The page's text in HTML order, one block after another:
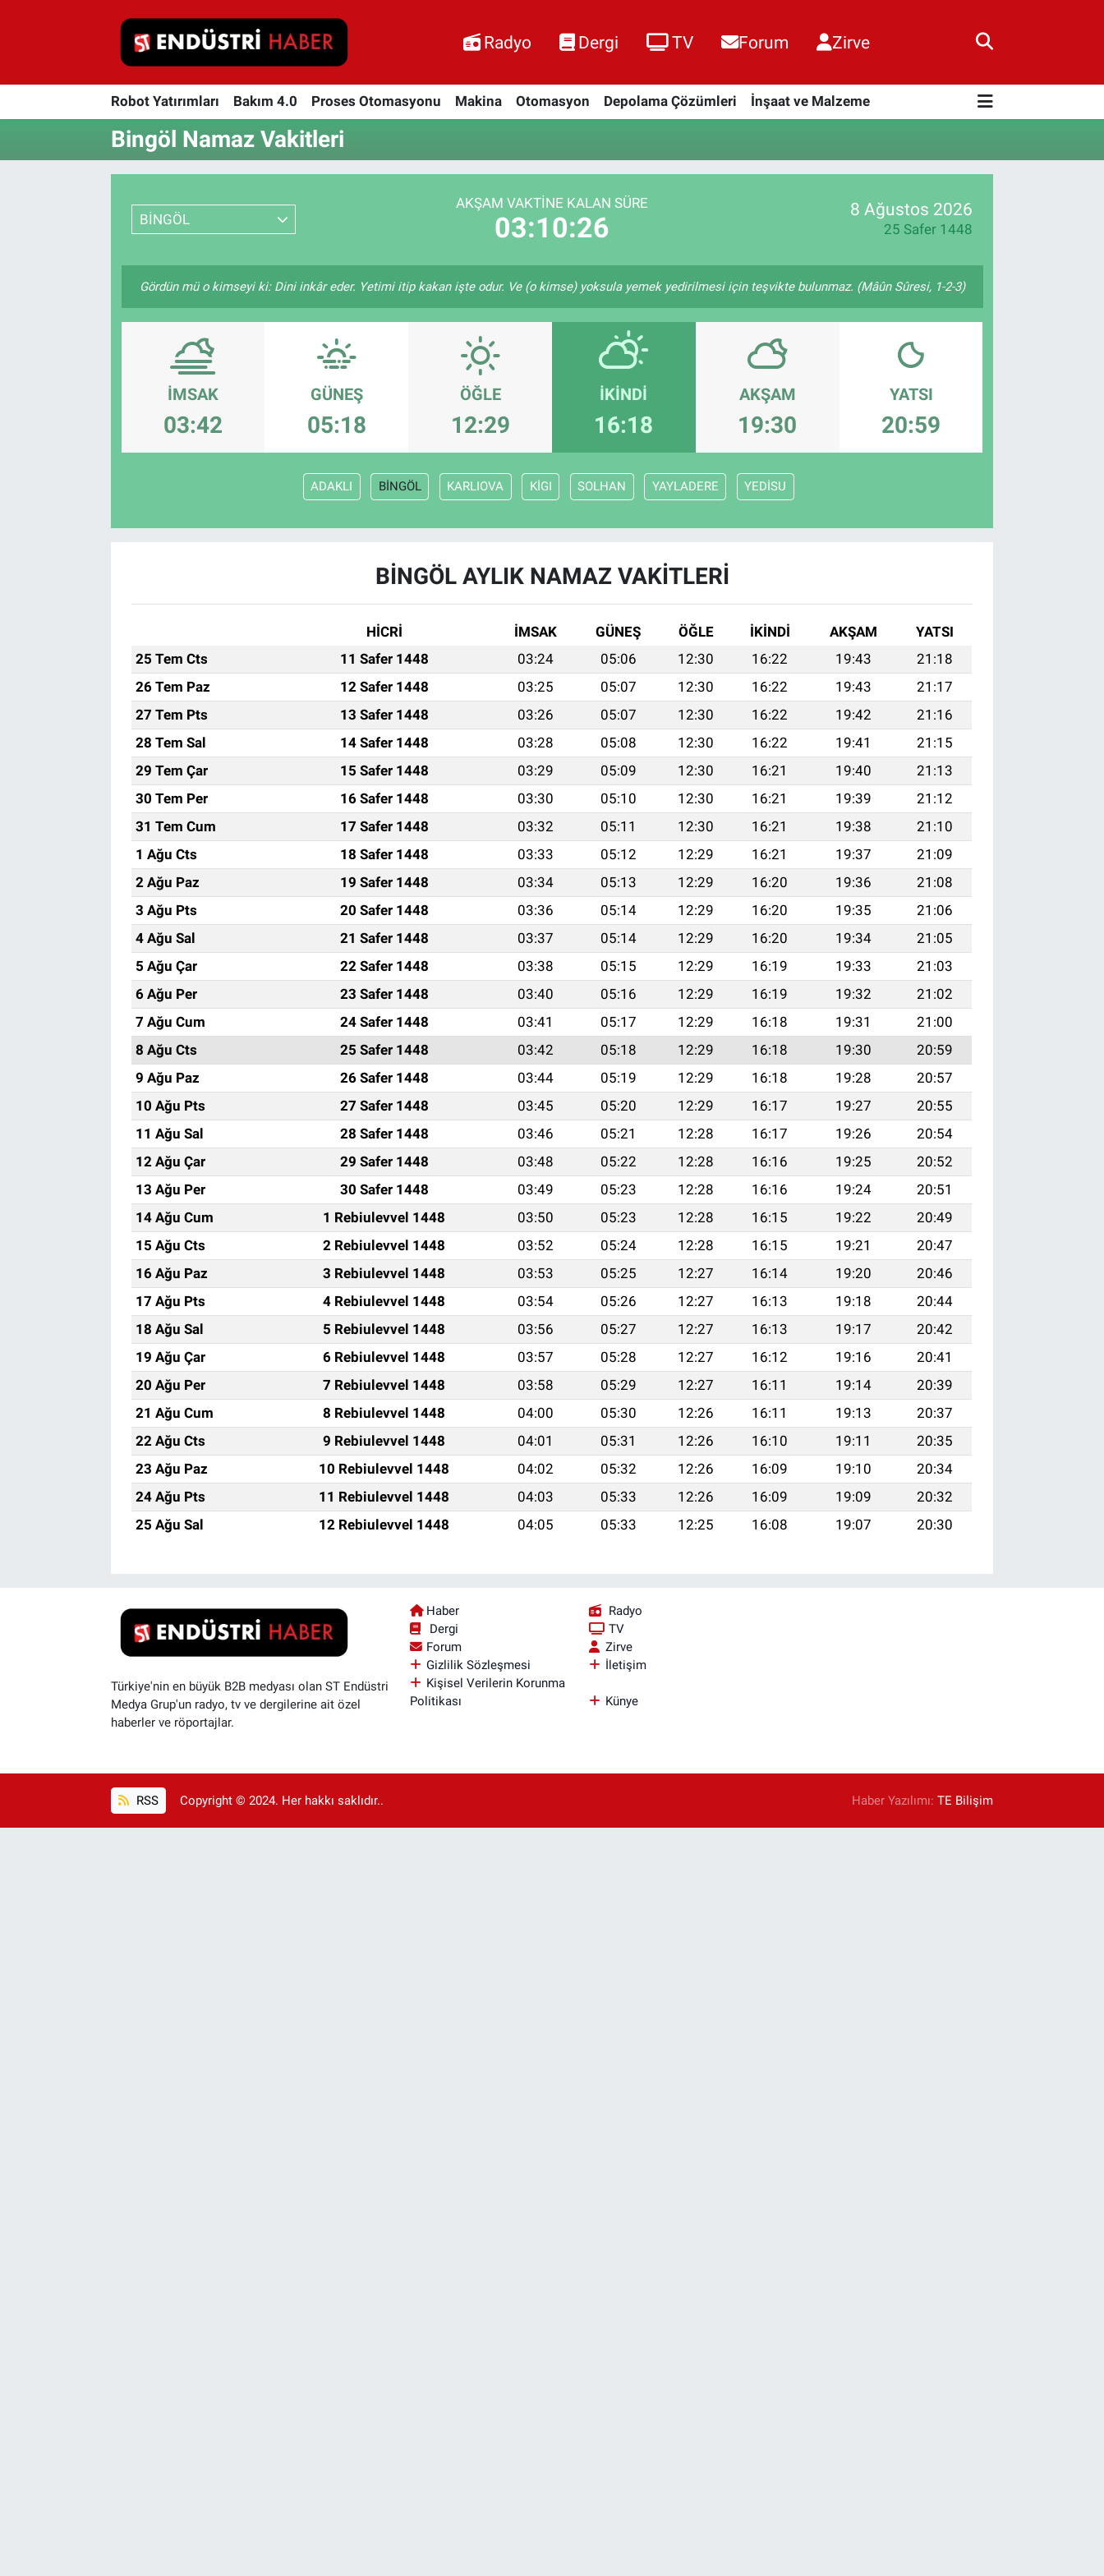
Radyo Dergi TV Forum Zirve
Robot Yatırımları Bakım 4.0 Proses Otomasyonu Makina Otomasyon Depolama Çözümleri İnşaat ve Malzeme
Bingöl Namaz Vakitleri
BİNGÖL
AKŞAM VAKTINE KALAN SÜRE
03:10:25
8 Ağustos 2026
25 Safer 1448
Gördün mü o kimseyi ki: Dini inkâr eder. Yetimi itip kakan işte odur. Ve (o kimse) yoksula yemek yedirilmesi için teşvikte bulunmaz. (Mâûn Sûresi, 1-2-3)
İMSAK
03:42
GÜNEŞ
05:18
ÖĞLE
12:29
İKINDI
16:18
AKŞAM
19:30
YATSI
20:59
ADAKLI BİNGÖL KARLIOVA KİGI SOLHAN YAYLADERE YEDİSU
BİNGÖL AYLIK NAMAZ VAKITLERI
HİCRİ İMSAK GÜNEŞ ÖĞLE İKINDI AKŞAM
YATSI
25 Tem Cts
11 Safer 1448 03:24 05:06 12:30 16:22 19:43
21:18
26 Tem Paz
12 Safer 1448 03:25 05:07 12:30 16:22 19:43
21:17
27 Tem Pts
13 Safer 1448 03:26 05:07 12:30 16:22 19:42
21:16
28 Tem Sal
14 Safer 1448 03:28 05:08 12:30 16:22 19:41
21:15
29 Tem Çar
15 Safer 1448 03:29 05:09 12:30 16:21 19:40
21:13
30 Tem Per
16 Safer 1448 03:30 05:10 12:30 16:21 19:39
21:12
31 Tem Cum
17 Safer 1448 03:32 05:11 12:30 16:21 19:38
21:10
1 Ağu Cts
18 Safer 1448 03:33 05:12 12:29 16:21 19:37
21:09
2 Ağu Paz
19 Safer 1448 03:34 05:13 12:29 16:20 19:36
21:08
3 Ağu Pts
20 Safer 1448 03:36 05:14 12:29 16:20 19:35
21:06
4 Ağu Sal
21 Safer 1448 03:37 05:14 12:29 16:20 19:34
21:05
5 Ağu Çar
22 Safer 1448 03:38 05:15 12:29 16:19 19:33
21:03
6 Ağu Per
23 Safer 1448 03:40 05:16 12:29 16:19 19:32
21:02
7 Ağu Cum
24 Safer 1448 03:41 05:17 12:29 16:18 19:31
21:00
8 Ağu Cts
25 Safer 1448 03:42 05:18 12:29 16:18 19:30
20:59
9 Ağu Paz
26 Safer 1448 03:44 05:19 12:29 16:18 19:28
20:57
10 Ağu Pts
27 Safer 1448 03:45 05:20 12:29 16:17 19:27
20:55
11 Ağu Sal
28 Safer 1448 03:46 05:21 12:28 16:17 19:26
20:54
12 Ağu Çar
29 Safer 1448 03:48 05:22 12:28 16:16 19:25
20:52
13 Ağu Per
30 Safer 1448 03:49 05:23 12:28 16:16 19:24
20:51
14 Ağu Cum
1 Rebiulevvel 1448 03:50 05:23 12:28 16:15 19:22
20:49
15 Ağu Cts
2 Rebiulevvel 1448 03:52 05:24 12:28 16:15 19:21
20:47
16 Ağu Paz
3 Rebiulevvel 1448 03:53 05:25 12:27 16:14 19:20
20:46
17 Ağu Pts
4 Rebiulevvel 1448 03:54 05:26 12:27 16:13 19:18
20:44
18 Ağu Sal
5 Rebiulevvel 1448 03:56 05:27 12:27 16:13 19:17
20:42
19 Ağu Çar
6 Rebiulevvel 1448 03:57 05:28 12:27 16:12 19:16
20:41
20 Ağu Per
7 Rebiulevvel 1448 03:58 05:29 12:27 16:11 19:14
20:39
21 Ağu Cum
8 Rebiulevvel 1448 04:00 05:30 12:26 16:11 19:13
20:37
22 Ağu Cts
9 Rebiulevvel 1448 04:01 05:31 12:26 16:10 19:11
20:35
23 Ağu Paz
10 Rebiulevvel 1448 04:02 05:32 12:26 16:09 19:10
20:34
24 Ağu Pts
11 Rebiulevvel 1448 04:03 05:33 12:26 16:09 19:09
20:32
25 Ağu Sal
12 Rebiulevvel 1448 04:05 05:33 12:25 16:08 19:07 20:30
Türkiye'nin en büyük B2B medyası olan ST Endüstri
Medya Grup'un radyo, tv ve dergilerine ait özel
haberler ve röportajlar.
Haber
Radyo
Dergi
TV
Forum
Zirve
Gizlilik Sözleşmesi
İletişim
Kişisel Verilerin Korunma
Politikası
Künye
RSS Copyright © 2024. Her hakkı saklıdır.. Haber Yazılımı:TE Bilişim
Robot Yatırımları
Proses Otomasyonu